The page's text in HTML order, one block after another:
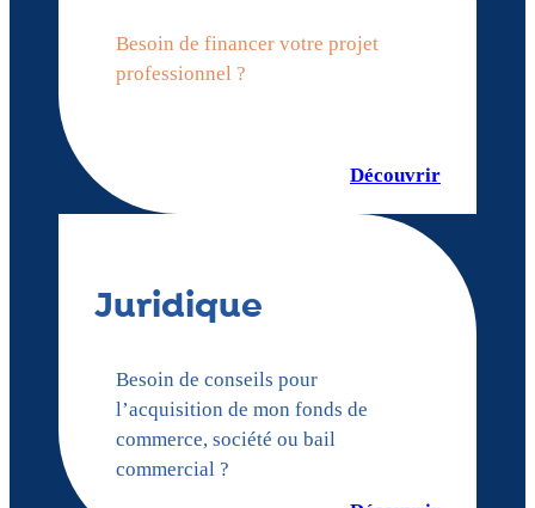
Besoin de financer votre projet
professionnel ?
Découvrir
Juridique
Besoin de conseils pour
l’acquisition de mon fonds de
commerce, société ou bail
commercial ?